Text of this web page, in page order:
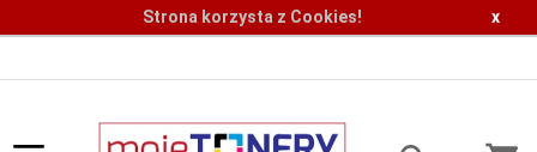
Strona korzysta z Cookies! x